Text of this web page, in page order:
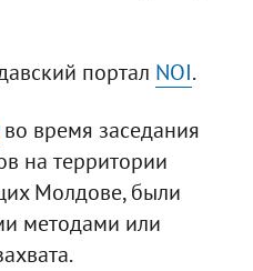
портал NOI.
время заседания
на территории
Молдове, были
методами или